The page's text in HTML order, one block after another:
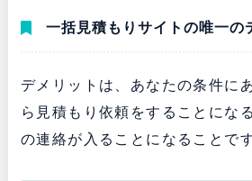
一括見積もりサイトの唯一の
デメリットは、あなたの条件に
ら見積もり依頼をすることにな
の連絡が入ることになることです